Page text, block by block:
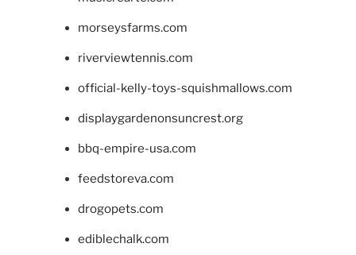
morseysfarms.com
riverviewtennis.com
official-kelly-toys-squishmallows.com
displaygardenonsuncrest.org
bbq-empire-usa.com
feedstoreva.com
drogopets.com
ediblechalk.com